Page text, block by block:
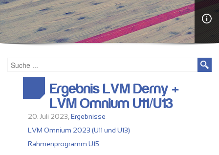
Ergebnis LVM Derny +
LVM Omnium U11/U13
20. Juli 2023, Ergebnisse
LVM Omnium 2023 (U11 und U13)
Rahmenprogramm U15